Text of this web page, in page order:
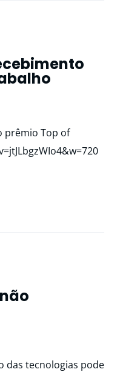
prêmio Top of
das tecnologias pode